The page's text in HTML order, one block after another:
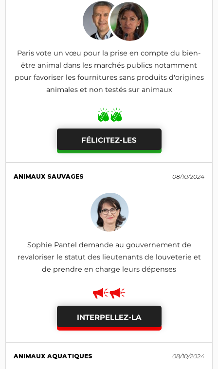
Paris vote un vœu pour la prise en compte du bien-
être animal dans les marchés publics notamment
pour favoriser les fournitures sans produits d'origines
animales et non testés sur animaux
FÉLICITEZ-LES
ANIMAUX SAUVAGES 08/10/2024
Sophie Pantel demande au gouvernement de
revaloriser le statut des lieutenants de louveterie et
de prendre en charge leurs dépenses
INTERPELLEZ-LA
ANIMAUX AQUATIQUES 08/10/2024